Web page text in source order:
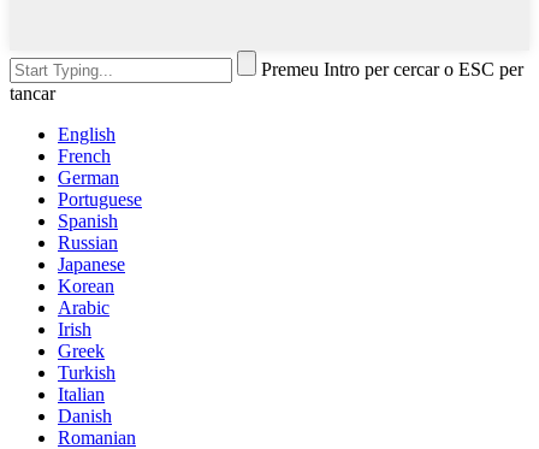
Premeu Intro per cercar o ESC per
tancar
English
French
German
Portuguese
Spanish
Russian
Japanese
Korean
Arabic
Irish
Greek
Turkish
Italian
Danish
Romanian